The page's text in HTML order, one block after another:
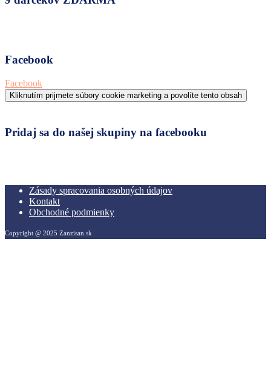
Facebook
Facebook
Kliknutím prijmete súbory cookie marketing a povolíte tento obsah
Pridaj sa do našej skupiny na facebooku
Zásady spracovania osobných údajov
Kontakt
Obchodné podmienky
Copyright @ 2025 Zanzisan.sk